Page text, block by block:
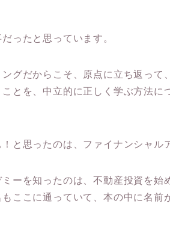
ったと思っています。
グだからこそ、原点に立ち返って
とを、中立的に正しく学ぶ方法に
と思ったのは、ファイナンシャル
ーを知ったのは、不動産投資を始
ここに通っていて、本の中に名前